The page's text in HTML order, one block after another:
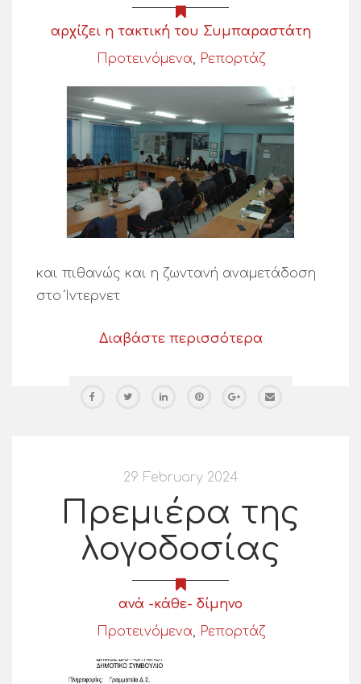
αρχίζει η τακτική του Συμπαραστάτη
Προτεινόμενα, Ρεπορτάζ
και πιθανώς και η ζωντανή αναμετάδοση
στο Ίντερνετ
Διαβάστε περισσότερα
29 February 2024
Πρεμιέρα της
λογοδοσίας
ανά -κάθε- δίμηνο
Προτεινόμενα, Ρεπορτάζ